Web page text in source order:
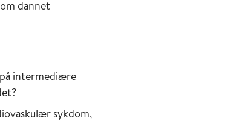
dannet
intermediære
sykdom,